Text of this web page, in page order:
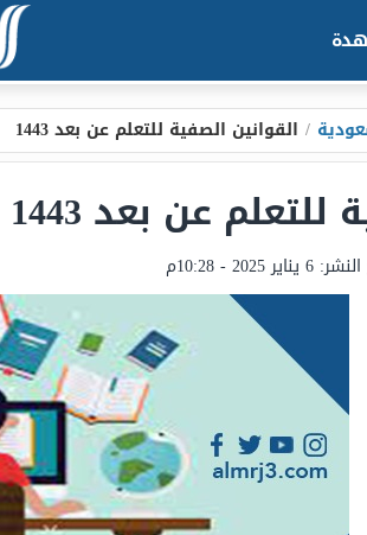
/ القوانين الصفية للتعلم عن بعد 1443
عن بعد 1443
النشر: 6 يناير 2025 - 10:28م